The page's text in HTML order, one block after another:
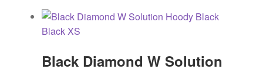
Black Diamond W Solution